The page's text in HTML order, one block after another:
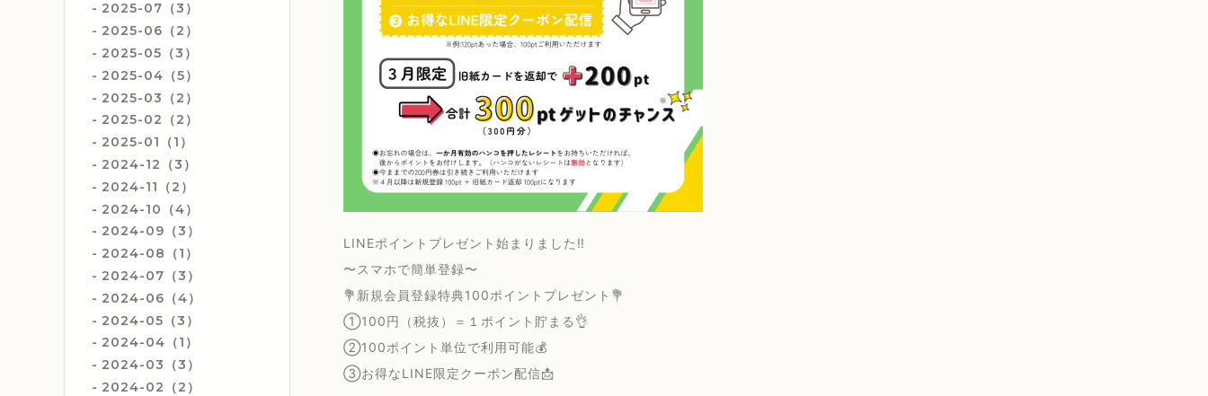
2025-07（3）
2025-06（2）
2025-05（3）
2025-04（5）
2025-03（2）
2025-02（2）
2025-01（1）
2024-12（3）
2024-11（2）
2024-10（4）
2024-09（3）
2024-08（1）
2024-07（3）
2024-06（4）
2024-05（3）
2024-04（1）
2024-03（3）
2024-02（2）
LINEポイントプレゼント始まりました‼️
〜スマホで簡単登録〜
💐新規会員登録特典100ポイントプレゼント💐
①100円（税抜）＝１ポイント貯まる👌
②100ポイント単位で利用可能💰
③お得なLINE限定クーポン配信📩